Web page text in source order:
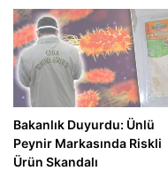
Bakanlık Duyurdu: Ünlü
Peynir Markasında Riskli
Ürün Skandalı